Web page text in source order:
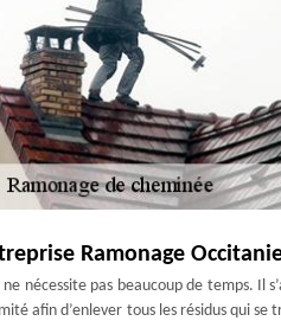
Ramonage
nécessite pas beaucoup de temps. Il
afin d’enlever tous les résidus qui se